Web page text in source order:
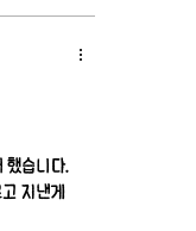
했습니다.
지낸게